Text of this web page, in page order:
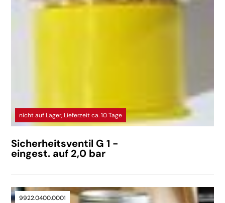
nicht auf Lager, Lieferzeit ca. 10 Tage
Sicherheitsventil G 1 -
eingest. auf 2,0 bar
9922.0400.0001